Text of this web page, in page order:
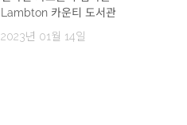
Lambton 카운티 도서관
2023년 01월 14일